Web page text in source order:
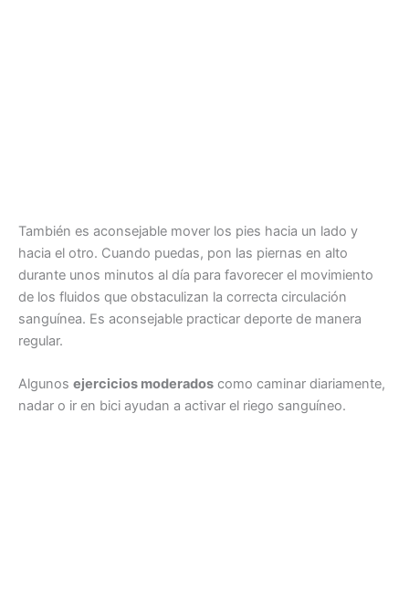
También es aconsejable mover los pies hacia un lado y
hacia el otro. Cuando puedas, pon las piernas en alto
durante unos minutos al día para favorecer el movimiento
de los fluidos que obstaculizan la correcta circulación
sanguínea. Es aconsejable practicar deporte de manera
regular.
Algunos ejercicios moderados como caminar diariamente,
nadar o ir en bici ayudan a activar el riego sanguíneo.